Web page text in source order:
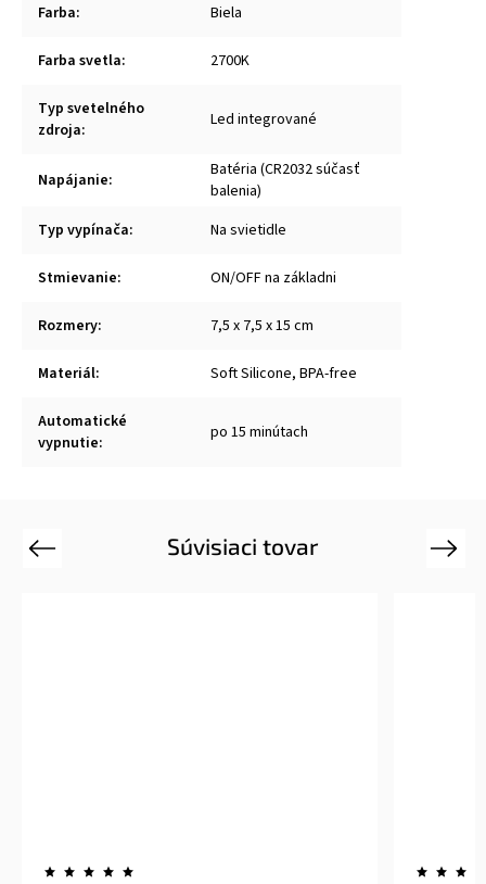
Farba: Biela
Farba svetla: 2700K
Typ svetelného
zdroja: Led integrované
Napájanie:
Batéria (CR2032 súčasť
balenia)
Typ vypínača: Na svietidle
Stmievanie: ON/OFF na základni
Rozmery: 7,5 x 7,5 x 15 cm
Materiál: Soft Silicone, BPA-free
Automatické
vypnutie: po 15 minútach
Súvisiaci tovar
Previous Next